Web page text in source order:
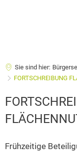
Sie sind hier:
FORTSCHREIBUNG
Frühzeitige